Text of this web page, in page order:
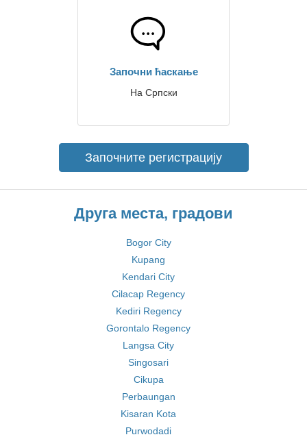
Започни ћаскање
На Српски
Започните регистрацију
Друга места, градови
Bogor City
Kupang
Kendari City
Cilacap Regency
Kediri Regency
Gorontalo Regency
Langsa City
Singosari
Cikupa
Perbaungan
Kisaran Kota
Purwodadi